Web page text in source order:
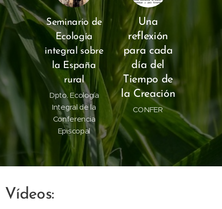
Seminario de
Ecología
integral sobre
la España
rural
Dpto. Ecología
Integral de la
Conferencia
Episcopal
Una
reflexión
para cada
día del
Tiempo de
la Creación
CONFER
Vídeos: